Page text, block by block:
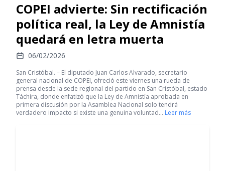
COPEI advierte: Sin rectificación
política real, la Ley de Amnistía
quedará en letra muerta
06/02/2026
San Cristóbal. – El diputado Juan Carlos Alvarado, secretario
general nacional de COPEI, ofreció este viernes una rueda de
prensa desde la sede regional del partido en San Cristóbal, estado
Táchira, donde enfatizó que la Ley de Amnistía aprobada en
primera discusión por la Asamblea Nacional solo tendrá
verdadero impacto si existe una genuina voluntad… Leer más